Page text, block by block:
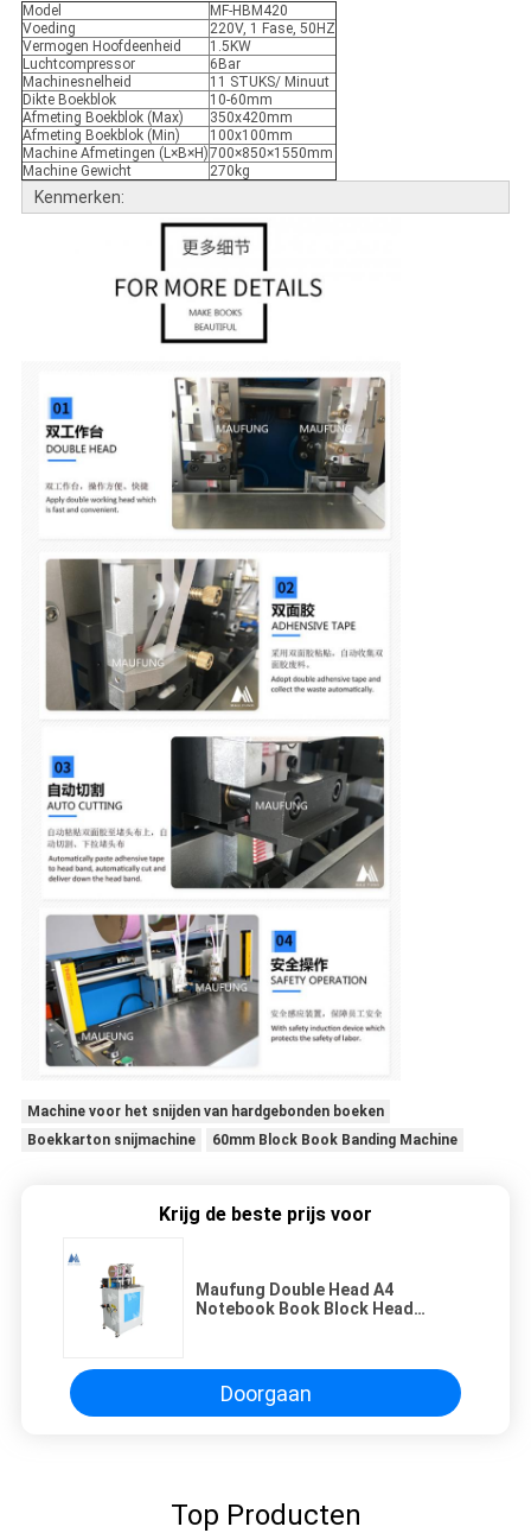
Model
MF-HBM420
Voeding
220V, 1 Fase, 50HZ
Vermogen Hoofdeenheid
1.5KW
Luchtcompressor
6Bar
Machinesnelheid
11 STUKS/ Minuut
Dikte Boekblok
10-60mm
Afmeting Boekblok (Max)
350x420mm
Afmeting Boekblok (Min)
100x100mm
Machine Afmetingen (L×B×H)700×850×1550mm
Machine Gewicht
270kg
Kenmerken:
Machine voor het snijden van hardgebonden boeken
Boekkarton snijmachine
60mm Block Book Banding Machine
Krijg de beste prijs voor
Maufung Double Head A4
Notebook Book Block Head
Doorgaan
Top Producten